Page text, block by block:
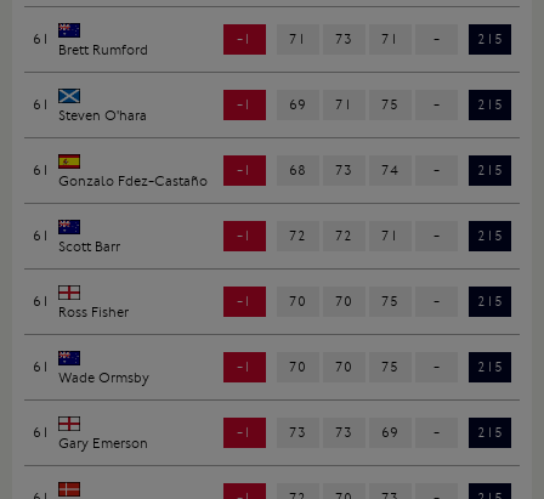
61
Brett Rumford
-1 71 73 71 - 215
61
Steven O'hara
-1 69 71 75 - 215
61
Gonzalo Fdez-Castaño
-1 68 73 74 - 215
61
Scott Barr
-1 72 72 71 - 215
61
Ross Fisher
-1 70 70 75 - 215
61
Wade Ormsby
-1 70 70 75 - 215
61
Gary Emerson
-1 73 73 69 - 215